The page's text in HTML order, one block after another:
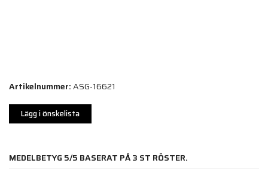
Artikelnummer:ASG-16621
Lägg i önskelista
MEDELBETYG 5/5 BASERAT PÅ3 ST RÖSTER.